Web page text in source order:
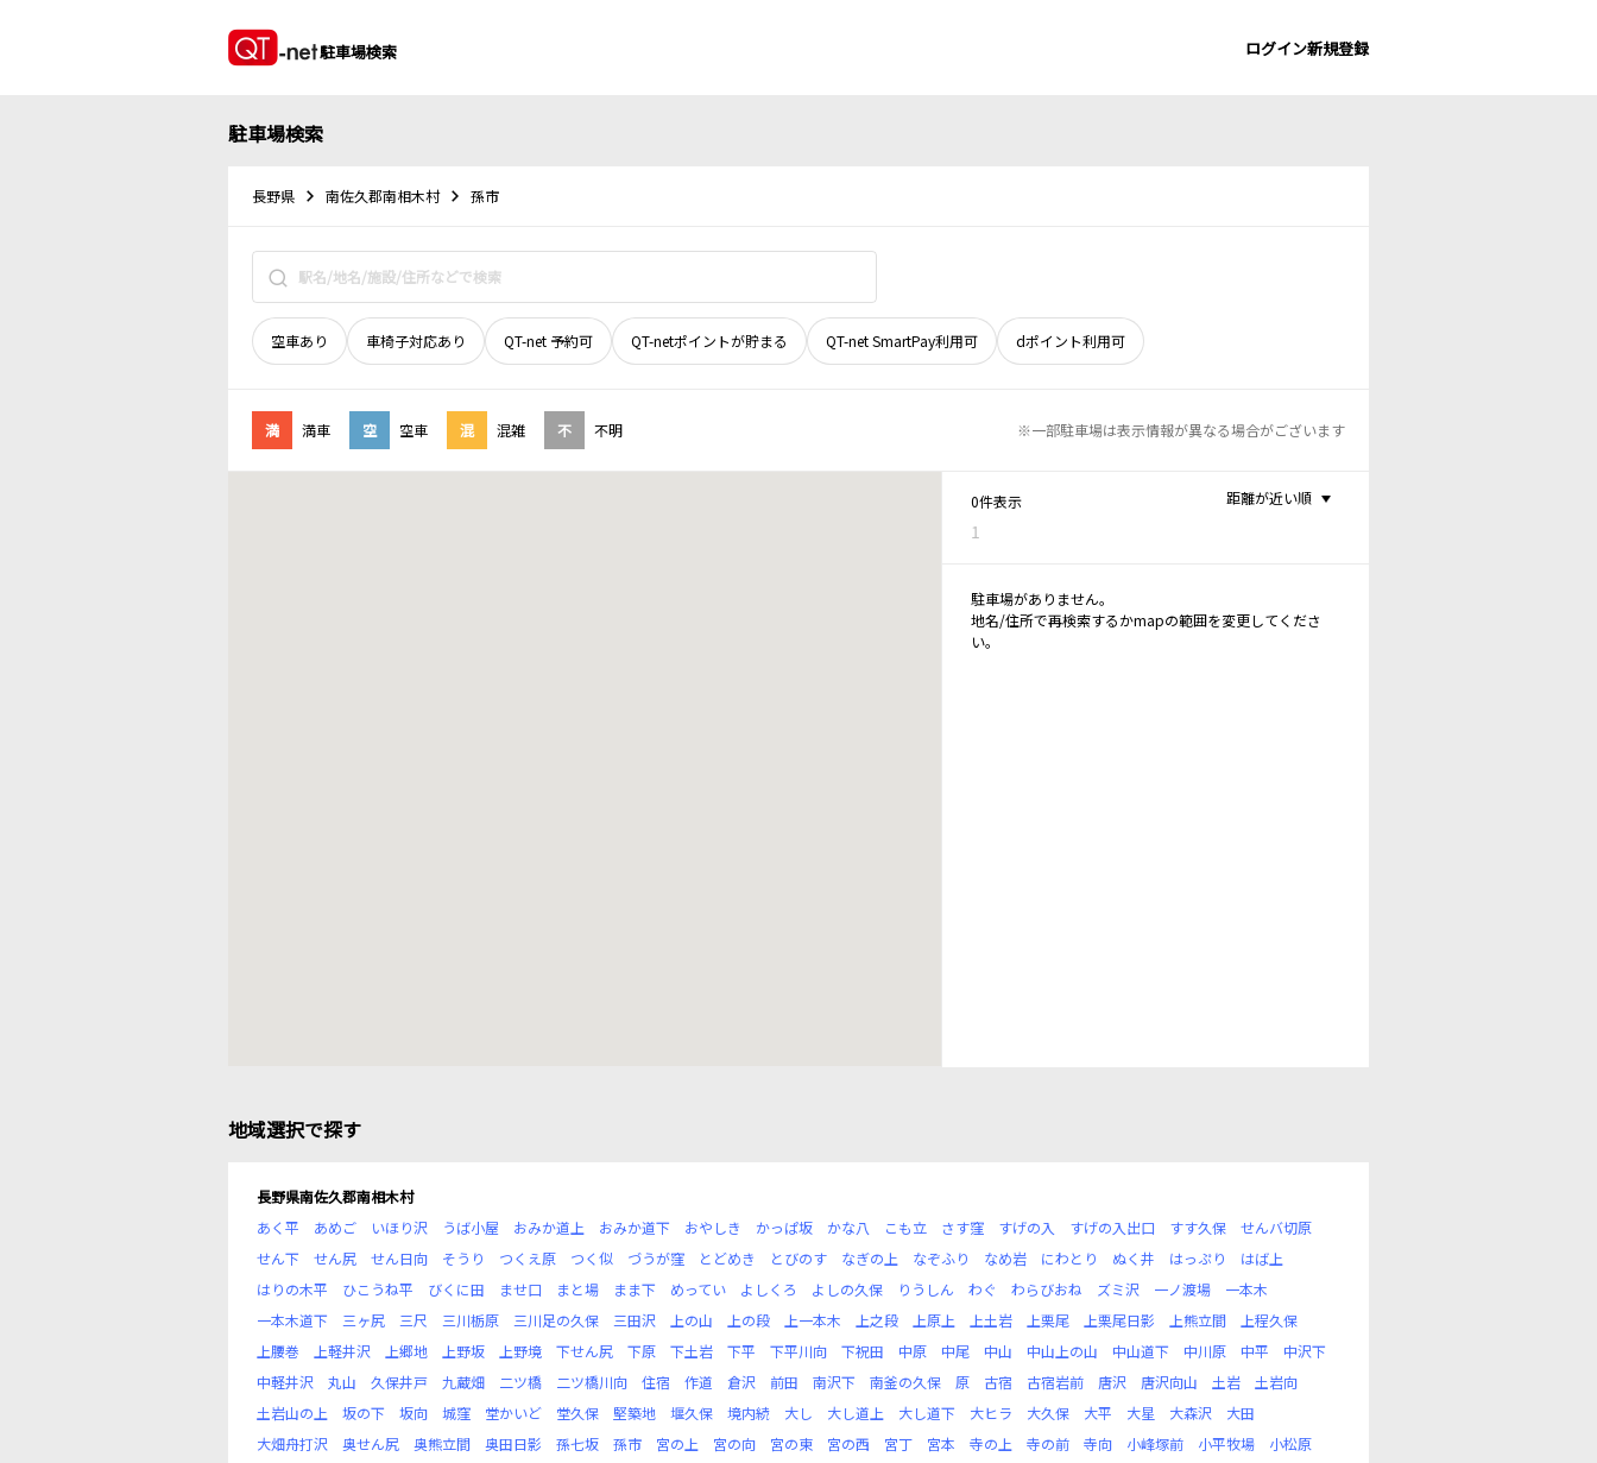
駐車場検索 ログイン新規登録
駐車場検索
長野県 南佐久郡南相木村 孫市
空車あり 車椅子対応あり QT-net 予約可 QT-netポイントが貯まる QT-net SmartPay利用可 dポイント利用可
満 満車 空 空車 混 混雑 不 不明 ※一部駐車場は表示情報が異なる場合がございます
0件表示
1
距離が近い順
駐車場がありません。
地名/住所で再検索するかmapの範囲を変更してくださ
い。
地域選択で探す
長野県南佐久郡南相木村
あく平
あめご いほり沢 うば小屋 おみか道上 おみか道下 おやしき かっぱ坂 かな八 こも立 さす窪 すげの入 すげの入出口 すす久保
せんバ切原
せん下
せん尻 せん日向 そうり つくえ原 つく似 づうが窪 とどめき とびのす なぎの上 なぞふり なめ岩 にわとり ぬく井 はっぷり
はば上
はりの木平
ひこうね平 びくに田 ませ口 まと場 まま下 めってい よしくろ よしの久保 りうしん わぐ わらびおね ズミ沢 一ノ渡場
一本木
一本木道下
三ヶ尻 三尺 三川栃原 三川足の久保 三田沢 上の山 上の段 上一本木 上之段 上原上 上土岩 上栗尾 上栗尾日影 上熊立間
上程久保
上腰巻
上軽井沢 上郷地 上野坂 上野境 下せん尻 下原 下土岩 下平 下平川向 下祝田 中原 中尾 中山 中山上の山 中山道下 中川原 中平
中沢下
中軽井沢
丸山 久保井戸 九蔵畑 二ツ橋 二ツ橋川向 住宿 作道 倉沢 前田 南沢下 南釜の久保 原 古宿 古宿岩前 唐沢 唐沢向山 土岩
土岩向
土岩山の上
坂の下 坂向 城窪 堂かいど 堂久保 堅築地 堰久保 境内続 大し 大し道上 大し道下 大ヒラ 大久保 大平 大星 大森沢
大田
大畑舟打沢
奥せん尻 奥熊立間 奥田日影 孫七坂 孫市 宮の上 宮の向 宮の東 宮の西 宮丁 宮本 寺の上 寺の前 寺向 小峰塚前 小平牧場
小松原